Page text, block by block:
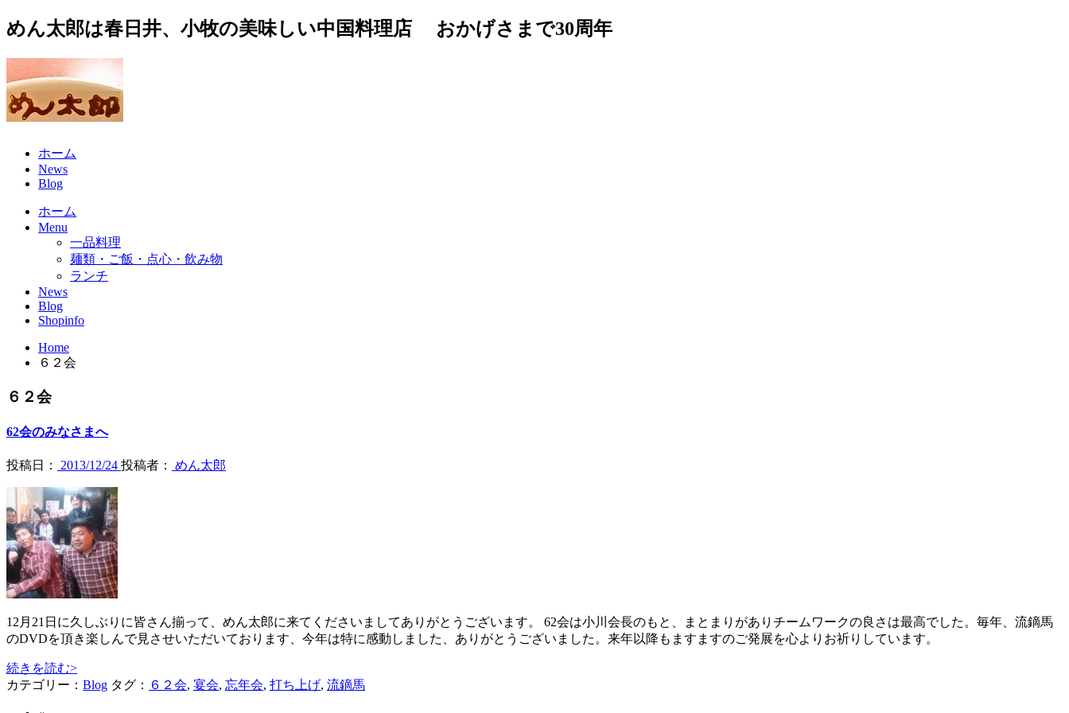
めん太郎は春日井、小牧の美味しい中国料理店 おかげさまで30周年
ホーム
News
Blog
ホーム
Menu
一品料理
麺類・ご飯・点心・飲み物
ランチ
News
Blog
Shopinfo
Home
６２会
６２会
62会のみなさまへ
投稿日： 2013/12/24 投稿者： めん太郎
12月21日に久しぶりに皆さん揃って、めん太郎に来てくださいましてありがとうございます。 62会は小川会長のもと、まとまりがありチームワークの良さは最高でした。毎年、流鏑馬
のDVDを頂き楽しんで見させいただいております、今年は特に感動しました、ありがとうございました。来年以降もますますのご発展を心よりお祈りしています。
続きを読む>
カテゴリー： Blog タグ： ６２会, 宴会, 忘年会, 打ち上げ, 流鏑馬